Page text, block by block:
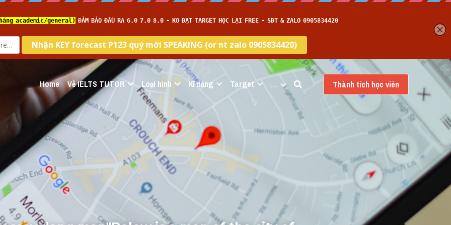
Home Về IELTS TUTOR Loại hình Kĩ năng Target … Thành tích học viên